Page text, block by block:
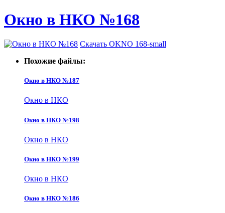
Окно в НКО №168
Скачать OKNO 168-small
Похожие файлы:
Окно в НКО №187
Окно в НКО
Окно в НКО №198
Окно в НКО
Окно в НКО №199
Окно в НКО
Окно в НКО №186